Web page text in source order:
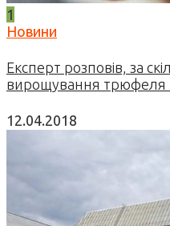
1
Новини
Експерт розповів, за
вирощування трюфеля в
12.04.2018